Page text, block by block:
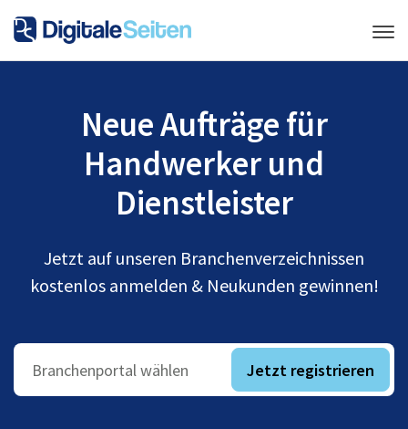
Neue Aufträge für
Handwerker und
Dienstleister
Jetzt auf unseren Branchenverzeichnissen
kostenlos anmelden & Neukunden gewinnen!
Branchenportal wählen Jetzt registrieren